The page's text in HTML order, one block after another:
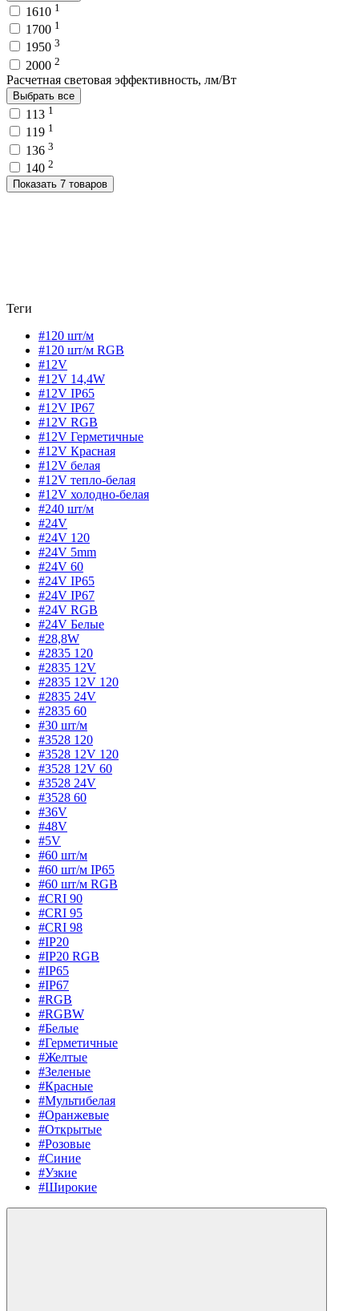
1610 1
1700 1
1950 3
2000 2
Расчетная световая эффективность, лм/Вт
Выбрать все
113 1
119 1
136 3
140 2
Показать 7 товаров
Теги
#120 шт/м
#120 шт/м RGB
#12V
#12V 14,4W
#12V IP65
#12V IP67
#12V RGB
#12V Герметичные
#12V Красная
#12V белая
#12V тепло-белая
#12V холодно-белая
#240 шт/м
#24V
#24V 120
#24V 5mm
#24V 60
#24V IP65
#24V IP67
#24V RGB
#24V Белые
#28,8W
#2835 120
#2835 12V
#2835 12V 120
#2835 24V
#2835 60
#30 шт/м
#3528 120
#3528 12V 120
#3528 12V 60
#3528 24V
#3528 60
#36V
#48V
#5V
#60 шт/м
#60 шт/м IP65
#60 шт/м RGB
#CRI 90
#CRI 95
#CRI 98
#IP20
#IP20 RGB
#IP65
#IP67
#RGB
#RGBW
#Белые
#Герметичные
#Желтые
#Зеленые
#Красные
#Мультибелая
#Оранжевые
#Открытые
#Розовые
#Синие
#Узкие
#Широкие